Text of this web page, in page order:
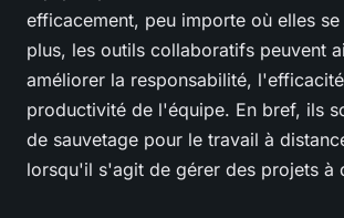
efficacement, peu importe où elles
plus, les outils collaboratifs peuvent
améliorer la responsabilité,
productivité de l'équipe. En bref, ils
de sauvetage pour le travail à
lorsqu'il s'agit de gérer des projets à